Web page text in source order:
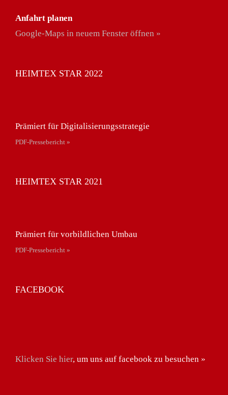
Anfahrt planen
Google-Maps in neuem Fenster öffnen »
HEIMTEX STAR 2022
Prämiert für Digitalisierungsstrategie
PDF-Pressebericht »
HEIMTEX STAR 2021
Prämiert für vorbildlichen Umbau
PDF-Pressebericht »
FACEBOOK
Klicken Sie hier, um uns auf facebook zu besuchen »